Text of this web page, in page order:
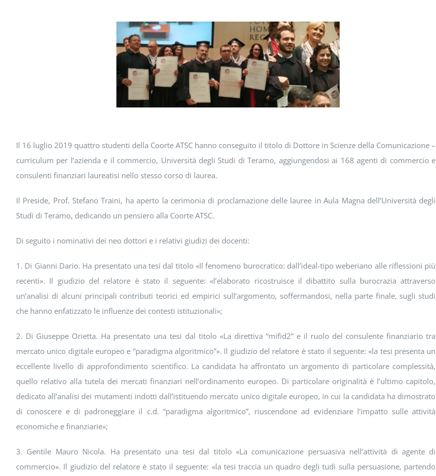
Il 16 luglio 2019 quattro studenti della Coorte ATSC hanno conseguito il titolo di Dottore in Scienze della Comunicazione –
curriculum per l’azienda e il commercio, Università degli Studi di Teramo, aggiungendosi ai 168 agenti di commercio e
consulenti finanziari laureatisi nello stesso corso di laurea.
Il Preside, Prof. Stefano Traini, ha aperto la cerimonia di proclamazione delle lauree in Aula Magna dell’Università degli
Studi di Teramo, dedicando un pensiero alla Coorte ATSC.
Di seguito i nominativi dei neo dottori e i relativi giudizi dei docenti:
1. Di Gianni Dario. Ha presentato una tesi dal titolo «Il fenomeno burocratico: dall’ideal-tipo weberiano alle riflessioni più
recenti». Il giudizio del relatore è stato il seguente: «l’elaborato ricostruisce il dibattito sulla burocrazia attraverso
un’analisi di alcuni principali contributi teorici ed empirici sull’argomento, soffermandosi, nella parte finale, sugli studi
che hanno enfatizzato le influenze dei contesti istituzionali»;
2. Di Giuseppe Orietta. Ha presentato una tesi dal titolo «La direttiva “mifid2” e il ruolo del consulente finanziario tra
mercato unico digitale europeo e “paradigma algoritmico”». Il giudizio del relatore è stato il seguente: «la tesi presenta un
eccellente livello di approfondimento scientifico. La candidata ha affrontato un argomento di particolare complessità,
quello relativo alla tutela dei mercati finanziari nell’ordinamento europeo. Di particolare originalità è l’ultimo capitolo,
dedicato all’analisi dei mutamenti indotti dall’istituendo mercato unico digitale europeo, in cui la candidata ha dimostrato
di conoscere e di padroneggiare il c.d. “paradigma algoritmico”, riuscendone ad evidenziare l’impatto sulle attività
economiche e finanziarie»;
3. Gentile Mauro Nicola. Ha presentato una tesi dal titolo «La comunicazione persuasiva nell’attività di agente di
commercio». Il giudizio del relatore è stato il seguente: «la tesi traccia un quadro degli tudi sulla persuasione, partendo